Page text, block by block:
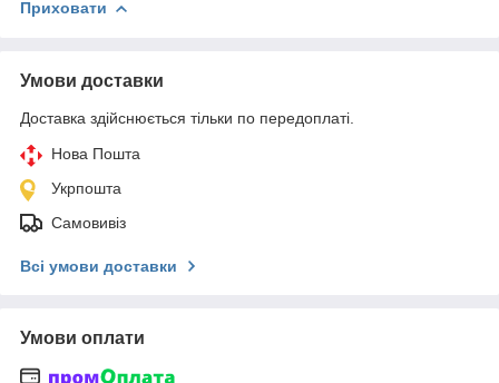
Приховати
Умови доставки
Доставка здійснюється тільки по передоплаті.
Нова Пошта
Укрпошта
Самовивіз
Всі умови доставки
Умови оплати